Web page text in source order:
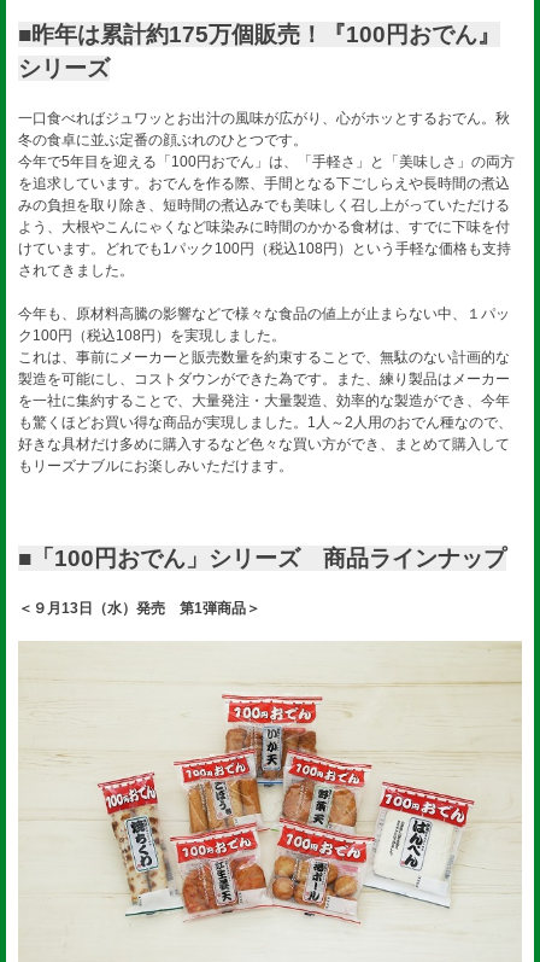
■昨年は累計約175万個販売！『100円おでん』
シリーズ
一口食べればジュワッとお出汁の風味が広がり、心がホッとするおでん。秋
冬の食卓に並ぶ定番の顔ぶれのひとつです。
今年で5年目を迎える「100円おでん」は、「手軽さ」と「美味しさ」の両方
を追求しています。おでんを作る際、手間となる下ごしらえや長時間の煮込
みの負担を取り除き、短時間の煮込みでも美味しく召し上がっていただける
よう、大根やこんにゃくなど味染みに時間のかかる食材は、すでに下味を付
けています。どれでも1パック100円（税込108円）という手軽な価格も支持
されてきました。
今年も、原材料高騰の影響などで様々な食品の値上が止まらない中、１パッ
ク100円（税込108円）を実現しました。
これは、事前にメーカーと販売数量を約束することで、無駄のない計画的な
製造を可能にし、コストダウンができた為です。また、練り製品はメーカー
を一社に集約することで、大量発注・大量製造、効率的な製造ができ、今年
も驚くほどお買い得な商品が実現しました。1人～2人用のおでん種なので、
好きな具材だけ多めに購入するなど色々な買い方ができ、まとめて購入して
もリーズナブルにお楽しみいただけます。
■「100円おでん」シリーズ 商品ラインナップ
＜９月13日（水）発売 第1弾商品＞